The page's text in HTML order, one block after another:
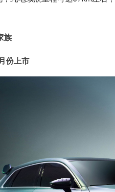
族
份上市